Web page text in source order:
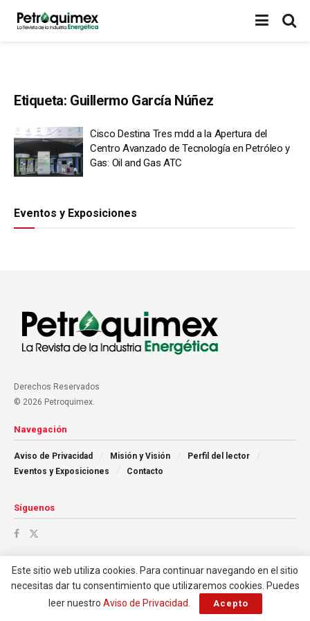
Etiqueta: Guillermo García Núñez
Cisco Destina Tres mdd a la Apertura del
Centro Avanzado de Tecnología en Petróleo y
Gas: Oil and Gas ATC
Eventos y Exposiciones
Derechos Reservados
© 2026 Petroquimex.
Navegación
Aviso de Privacidad Misión y Visión
Perfil del lector
Eventos y Exposiciones
Contacto
Síguenos
Este sitio web utiliza cookies. Para continuar navegando en el sitio
necesitas dar tu consentimiento que utilizaremos cookies. Puedes
leer nuestro Aviso de Privacidad Acepto